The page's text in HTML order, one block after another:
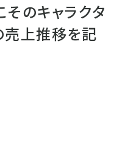
のキャラクタ
売上推移を記